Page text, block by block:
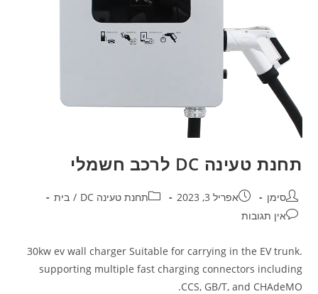
תחנת טעינה DC לרכב חשמלי
סימן אפריל 3, 2023 תחנת טעינה DC / בית
אין תגובות
30kw ev wall charger Suitable for carrying in the EV trunk.
supporting multiple fast charging connectors including
CCS, GB/T, and CHAdeMO.